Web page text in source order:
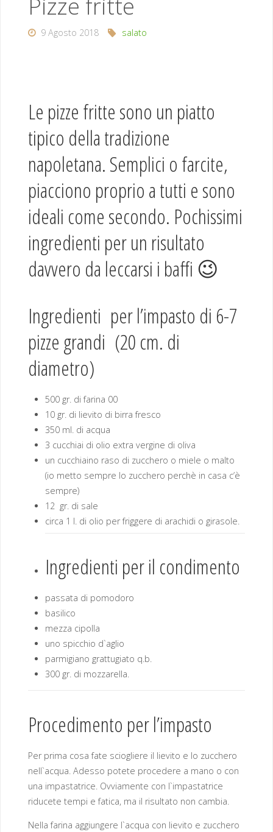
Pizze fritte
9 Agosto 2018 salato
Le pizze fritte sono un piatto
tipico della tradizione
napoletana. Semplici o farcite,
piacciono proprio a tutti e sono
ideali come secondo. Pochissimi
ingredienti per un risultato
davvero da leccarsi i baffi 😉
Ingredienti per l’impasto di 6-7
pizze grandi (20 cm. di
diametro)
500 gr. di farina 00
10 gr. di lievito di birra fresco
350 ml. di acqua
3 cucchiai di olio extra vergine di oliva
un cucchiaino raso di zucchero o miele o malto
(io metto sempre lo zucchero perchè in casa c’è
sempre)
12 gr. di sale
circa 1 l. di olio per friggere di arachidi o girasole.
Ingredienti per il condimento
passata di pomodoro
basilico
mezza cipolla
uno spicchio d`aglio
parmigiano grattugiato q.b.
300 gr. di mozzarella.
Procedimento per l’impasto
Per prima cosa fate sciogliere il lievito e lo zucchero
nell`acqua. Adesso potete procedere a mano o con
una impastatrice. Ovviamente con l`impastatrice
riducete tempi e fatica, ma il risultato non cambia.
Nella farina aggiungere l`acqua con lievito e zucchero